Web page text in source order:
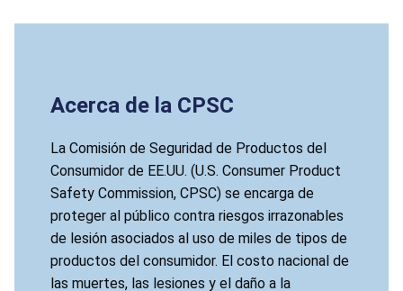
Acerca de la CPSC
La Comisión de Seguridad de Productos del
Consumidor de EE.UU. (U.S. Consumer Product
Safety Commission, CPSC) se encarga de
proteger al público contra riesgos irrazonables
de lesión asociados al uso de miles de tipos de
productos del consumidor. El costo nacional de
las muertes, las lesiones y el daño a la